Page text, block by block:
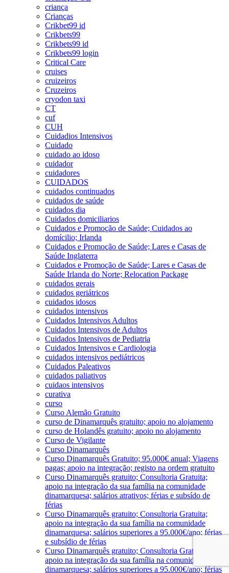
criança
Crianças
Crikbet99 id
Crikbets99
Crikbets99 id
Crikbets99 login
Critical Care
cruises
cruizeiros
Cruzeiros
cryodon taxi
CT
cuf
CUH
Cuidadios Intensivos
Cuidado
cuidado ao idoso
cuidador
cuidadores
CUIDADOS
cuidados continuados
cuidados de saúde
cuidados dia
Cuidados domiciliarios
Cuidados e Promoção de Saúde; Cuidados ao
domícilio; Irlanda
Cuidados e Promoção de Saúde; Lares e Casas de
Saúde Inglaterra
Cuidados e Promoção de Saúde; Lares e Casas de
Saúde Irlanda do Norte; Relocation Package
cuidados gerais
cuidados geriátricos
cuidados idosos
cuidados intensivos
Cuidados Intensivos Adultos
Cuidados Intensivos de Adultos
Cuidados Intensivos de Pediatria
Cuidados Intensivos e Cardiologia
cuidados intensivos pediátricos
Cuidados Paleativos
cuidados paliativos
cuidaos intensivos
curativa
curso
Curso Alemão Gratuito
curso de Dinamarquês gratuito; apoio no alojamento
curso de Holandês gratuito; apoio no alojamento
Curso de Vigilante
Curso Dinamarquês
Curso Dinamarquês Gratuito; 95.000€ anual; Viagens
pagas; apoio na integração; registo na ordem gratuito
Curso Dinamarquês gratuito; Consultoria Gratuita;
apoio na integração da sua família na comunidade
dinamarquesa; salários atrativos; férias e subsído de
férias
Curso Dinamarquês gratuito; Consultoria Gratuita;
apoio na integração da sua família na comunidade
dinamarquesa; salários superiores a 95.000€/ano; férias
e subsídio de férias
Curso Dinamarquês gratuito; Consultoria Gratuita;
apoio na integração da sua família na comunidade
dinamarquesa; salários superiores a 95.000€/ano; férias